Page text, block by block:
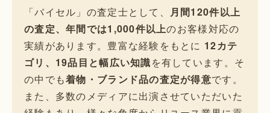
「バイセル」の査定士として、 月間120件以上
の査定、年間では1,000件以上のお客様対応の
実績があります。豊富な経験をもとに 12カテ
ゴリ、19品目と幅広い知識を有しています。そ
の中でも着物・ブランド品の査定が得意です。
また、多数のメディアに出演させていただいた